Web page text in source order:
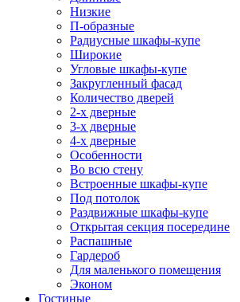
Низкие
П-образные
Радиусные шкафы-купе
Широкие
Угловые шкафы-купе
Закругленный фасад
Количество дверей
2-х дверные
3-х дверные
4-х дверные
Особенности
Во всю стену
Встроенные шкафы-купе
Под потолок
Раздвижные шкафы-купе
Открытая секция посередине
Распашные
Гардероб
Для маленького помещения
Эконом
Гостиные